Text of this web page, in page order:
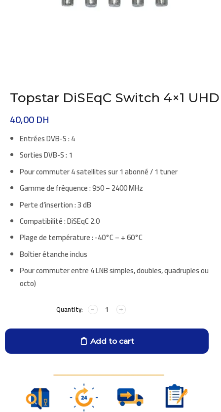
Topstar DiSEqC Switch 4×1 UHD
40,00DH
Entrées DVB-S : 4
Sorties DVB-S : 1
Pour commuter 4 satellites sur 1 abonné / 1 tuner
Gamme de fréquence : 950 – 2400 MHz
Perte d’insertion : 3 dB
Compatibilité : DiSEqC 2.0
Plage de température : -40°C – + 60°C
Boîtier étanche inclus
Pour commuter entre 4 LNB simples, doubles, quadruples ou
octo)
Add to cart